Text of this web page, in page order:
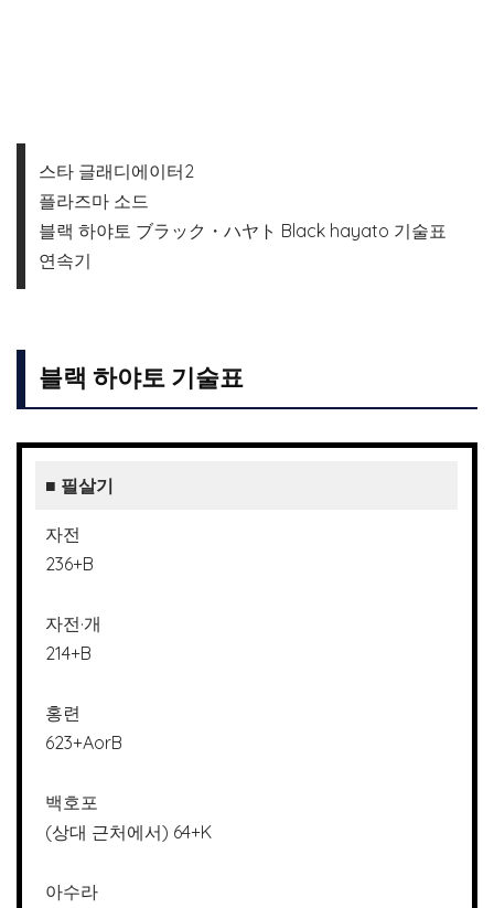
스타 글래디에이터2
플라즈마 소드
블랙 하야토 ブラック・ハヤト Black hayato 기술표
연속기
블랙 하야토 기술표
■ 필살기
자전
236+B
자전·개
214+B
홍련
623+AorB
백호포
(상대 근처에서) 64+K
아수라